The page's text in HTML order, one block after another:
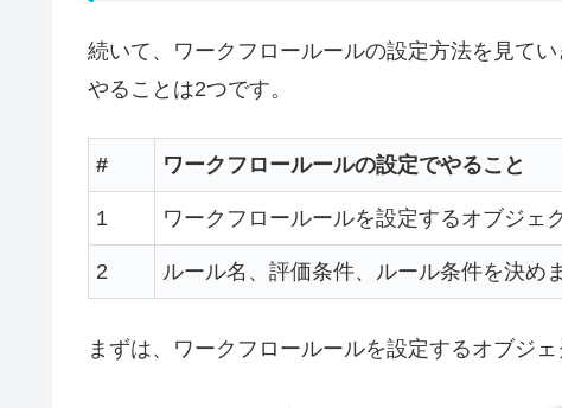
続いて、ワークフロールールの設定方法を見てい
やることは2つです。
# ワークフロールールの設定でやること
1 ワークフロールールを設定するオブジェ
2 ルール名、評価条件、ルール条件を決め
まずは、ワークフロールールを設定するオブジェ